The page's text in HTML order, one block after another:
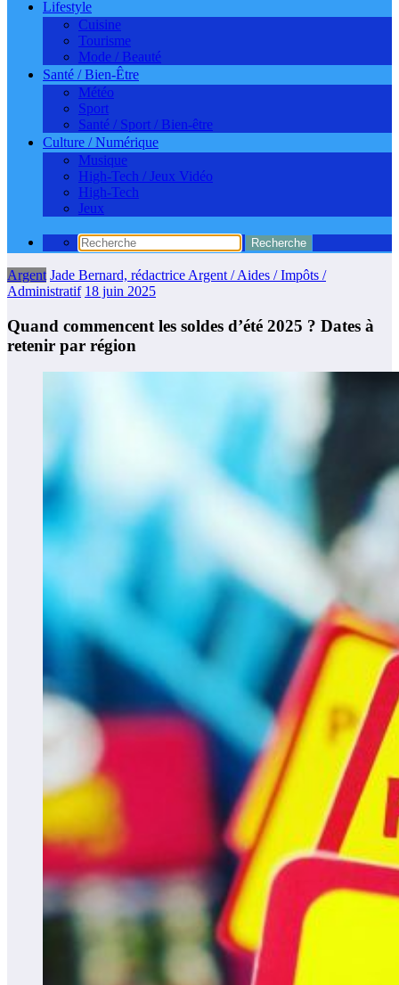
Lifestyle
Cuisine
Tourisme
Mode / Beauté
Santé / Bien-Être
Météo
Sport
Santé / Sport / Bien-être
Culture / Numérique
Musique
High-Tech / Jeux Vidéo
High-Tech
Jeux
Argent Jade Bernard, rédactrice Argent / Aides / Impôts /
Administratif 18 juin 2025
Quand commencent les soldes d’été 2025 ? Dates à
retenir par région